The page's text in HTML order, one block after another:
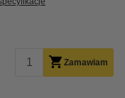
Zamawiam